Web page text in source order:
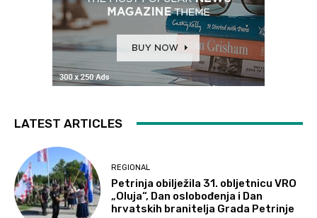
LATEST ARTICLES
REGIONAL
Petrinja obilježila 31. obljetnicu VRO
„Oluja“, Dan oslobođenja i Dan
hrvatskih branitelja Grada Petrinje